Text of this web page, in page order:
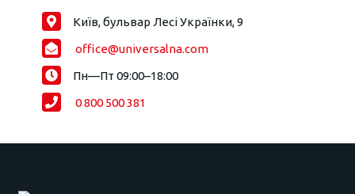
Київ, бульвар Лесі Українки, 9
office@universalna.com
Пн—Пт 09:00–18:00
0 800 500 381